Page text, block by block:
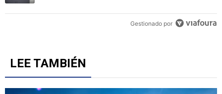
Gestionado por
LEE TAMBIÉN